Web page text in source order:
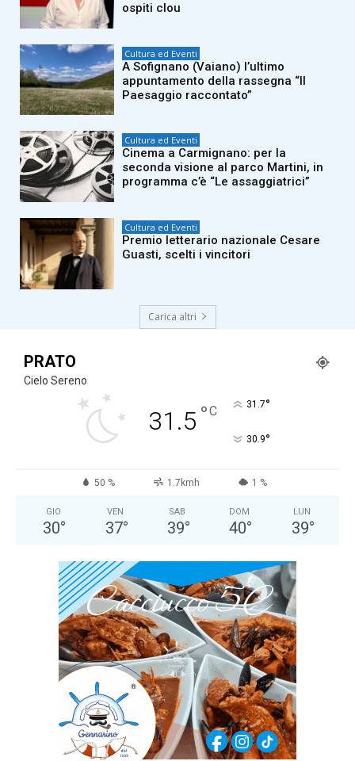
ospiti clou
Cultura ed Eventi
A Sofignano (Vaiano) l’ultimo
appuntamento della rassegna “Il
Paesaggio raccontato”
Cultura ed Eventi
Cinema a Carmignano: per la
seconda visione al parco Martini, in
programma c’è “Le assaggiatrici”
Cultura ed Eventi
Premio letterario nazionale Cesare
Guasti, scelti i vincitori
Carica altri
PRATO
Cielo Sereno
31.5 °C 31.7°
30.9°
50 % 1.7kmh 1 %
GIO
30°
VEN
37°
SAB
39°
DOM
40°
LUN
39°